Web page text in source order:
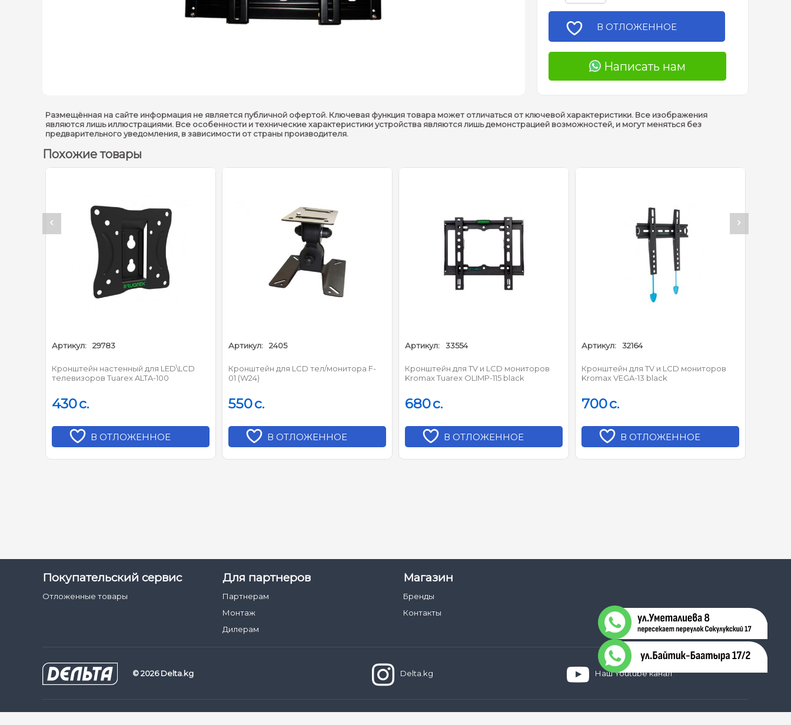
В ОТЛОЖЕННОЕ
Написать нам
Размещённая на сайте информация не является публичной офертой. Ключевая функция товара может отличаться от ключевой характеристики. Все изображения
являются лишь иллюстрациями. Все особенности и технические характеристики устройства являются лишь демонстрацией возможностей, и могут меняться без
предварительного уведомления, в зависимости от страны производителя.
Похожие товары
Артикул: 29783
Кронштейн настенный для LED\LCD
телевизоров Tuarex ALTA-100
430c.
В ОТЛОЖЕННОЕ
Артикул: 2405
Кронштейн для LCD тел/монитора F-
01 (W24)
550c.
В ОТЛОЖЕННОЕ
Артикул: 33554
Кронштейн для TV и LCD мониторов
Kromax Tuarex OLIMP-115 black
680c.
В ОТЛОЖЕННОЕ
Артикул: 32164
Кронштейн для TV и LCD мониторов
Kromax VEGA-13 black
700c.
В ОТЛОЖЕННОЕ
Покупательский сервис
Отложенные товары
Для партнеров
Партнерам
Монтаж
Дилерам
Магазин
Бренды
Контакты
© 2026 Delta.kg Delta.kg Наш Youtube канал